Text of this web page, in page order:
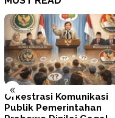
«
Agenda Strategis DPR di
APBN 2026: Legislasi